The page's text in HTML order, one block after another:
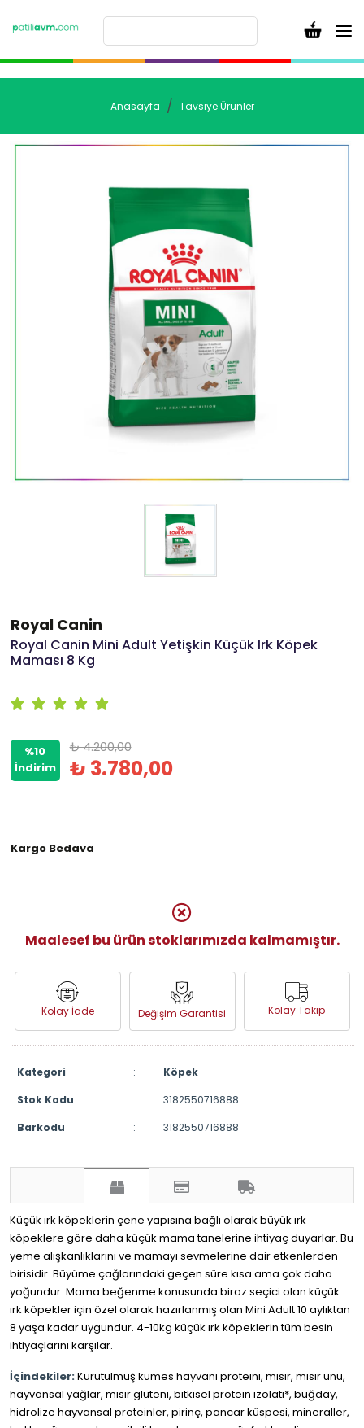
Anasayfa Tavsiye Ürünler
Royal Canin
Royal Canin Mini Adult Yetişkin Küçük Irk Köpek
Maması 8 Kg
%10
İndirim
₺ 4.200,00
₺ 3.780,00
Kargo Bedava
Maalesef bu ürün stoklarımızda kalmamıştır.
Kolay İade Değişim Garantisi Kolay Takip
Kategori :
Köpek
Stok Kodu
:
3182550716888
Barkodu
: 3182550716888
Küçük ırk köpeklerin çene yapısına bağlı olarak büyük ırk
köpeklere göre daha küçük mama tanelerine ihtiyaç duyarlar. Bu
yeme alışkanlıklarını ve mamayı sevmelerine dair etkenlerden
birisidir. Büyüme çağlarındaki geçen süre kısa ama çok daha
yoğundur. Mama beğenme konusunda biraz seçici olan küçük
ırk köpekler için özel olarak hazırlanmış olan Mini Adult 10 aylıktan
8 yaşa kadar uygundur. 4-10kg küçük ırk köpeklerin tüm besin
ihtiyaçlarını karşılar.
İçindekiler:Kurutulmuş kümes hayvanı proteini, mısır, mısır unu,
hayvansal yağlar, mısır glüteni, bitkisel protein izolatı*, buğday,
hidrolize hayvansal proteinler, pirinç, pancar küspesi, mineraller,